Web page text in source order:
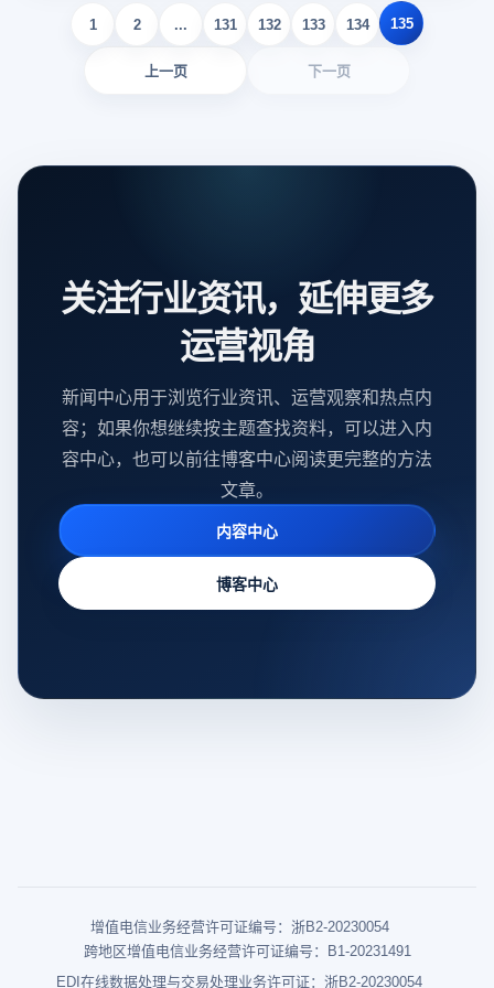
上一页
1 2 ... 131 132 133 134 135
下一页
关注行业资讯，延伸更多
运营视角
新闻中心用于浏览行业资讯、运营观察和热点内
容；如果你想继续按主题查找资料，可以进入内
容中心，也可以前往博客中心阅读更完整的方法
文章。
内容中心
博客中心
增值电信业务经营许可证编号：浙B2-20230054
跨地区增值电信业务经营许可证编号：B1-20231491
EDI在线数据处理与交易处理业务许可证：浙B2-20230054